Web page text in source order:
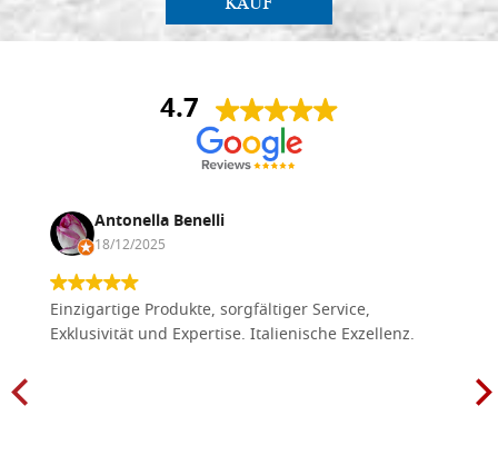
4.7
Antonella Benelli
18/12/2025
Einzigartige Produkte, sorgfältiger Service,
Exklusivität und Expertise. Italienische Exzellenz.